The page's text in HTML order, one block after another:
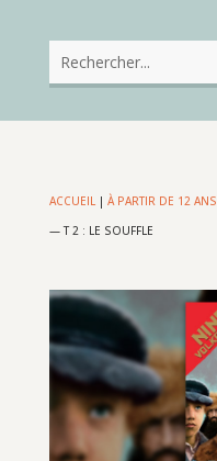
ACCUEIL| À PARTIR DE 12 ANS
— T 2 : LE SOUFFLE